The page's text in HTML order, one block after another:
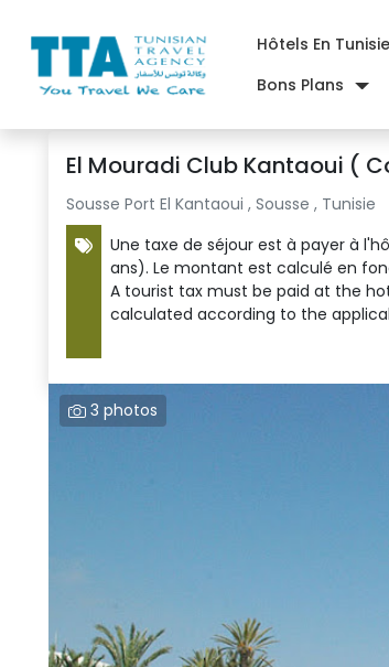
Hôtels En Tunisie
Bons Plans
Accueil | Hôtels Sousse
El Mouradi Club Kantaoui (
Sousse Port El Kantaoui , Sousse , Tunisie
Une taxe de séjour est à payer à
ans). Le montant est calculé en
A tourist tax must be paid at the
calculated according to the
3 photos